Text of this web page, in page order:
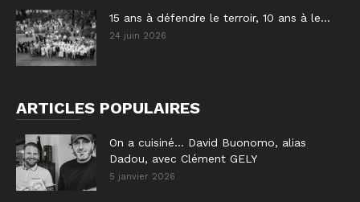
15 ans à défendre le terroir, 10 ans à le...
24 juin 2026
ARTICLES POPULAIRES
On a cuisiné… David Buonomo, alias
Dadou, avec Clément GELY
5 janvier 2026